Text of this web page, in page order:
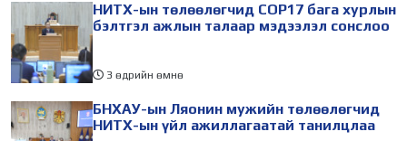
НИТХ-ын төлөөлөгчид COP17 бага хурлын
бэлтгэл ажлын талаар мэдээлэл сонслоо
3 өдрийн өмнө
БНХАУ-ын Ляонин мужийн төлөөлөгчид
НИТХ-ын үйл ажиллагаатай танилцлаа